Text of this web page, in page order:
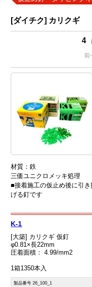
[ダイチク] カリクギ
4
前
材質：鉄
三価ユニクロメッキ処理
■接着施工の仮止め後に引
げる釘です
K-1
[大築] カリクギ 仮釘
φ0.81×長22mm
圧着面積： 4.99/mm2
1箱1350本入
製品番号 26_100_1